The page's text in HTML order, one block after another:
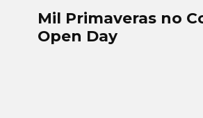
Mil Primaveras no
Open Day